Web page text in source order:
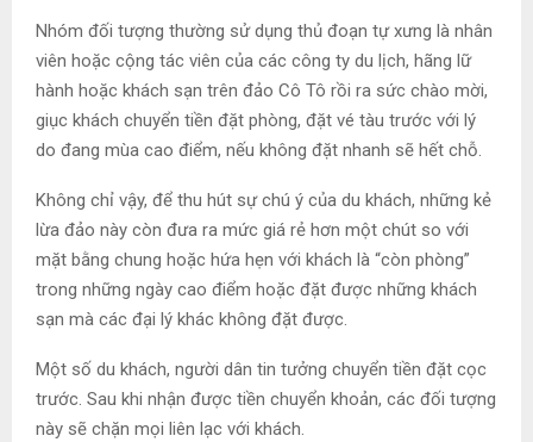
Nhóm đối tượng thường sử dụng thủ đoạn tự xưng là nhân
viên hoặc cộng tác viên của các công ty du lịch, hãng lữ
hành hoặc khách sạn trên đảo Cô Tô rồi ra sức chào mời,
giục khách chuyển tiền đặt phòng, đặt vé tàu trước với lý
do đang mùa cao điểm, nếu không đặt nhanh sẽ hết chỗ.
Không chỉ vậy, để thu hút sự chú ý của du khách, những kẻ
lừa đảo này còn đưa ra mức giá rẻ hơn một chút so với
mặt bằng chung hoặc hứa hẹn với khách là “còn phòng”
trong những ngày cao điểm hoặc đặt được những khách
sạn mà các đại lý khác không đặt được.
Một số du khách, người dân tin tưởng chuyển tiền đặt cọc
trước. Sau khi nhận được tiền chuyển khoản, các đối tượng
này sẽ chặn mọi liên lạc với khách.